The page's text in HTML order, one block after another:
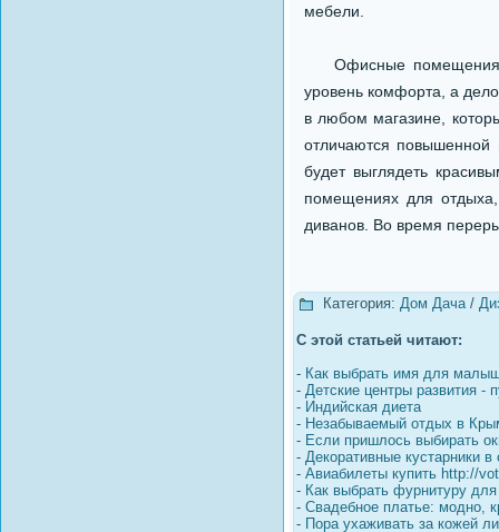
мебели.
Офисные помещения
уровень комфорта, а
в любом магазине,
отличаются повышенной
будет выглядеть
помещениях для
диванов. Во время
Категория: Дом Дача/
С этой статьей читают:
- Как выбрать имя для
- Детские центры развития -
- Индийская диета
- Незабываемый отдых в
- Если пришлось выбирать
- Декоративные кустарники в
- Авиабилеты купить http://
- Как выбрать фурнитуру
- Свадебное платье: модно,
- Пора ухаживать за кожей